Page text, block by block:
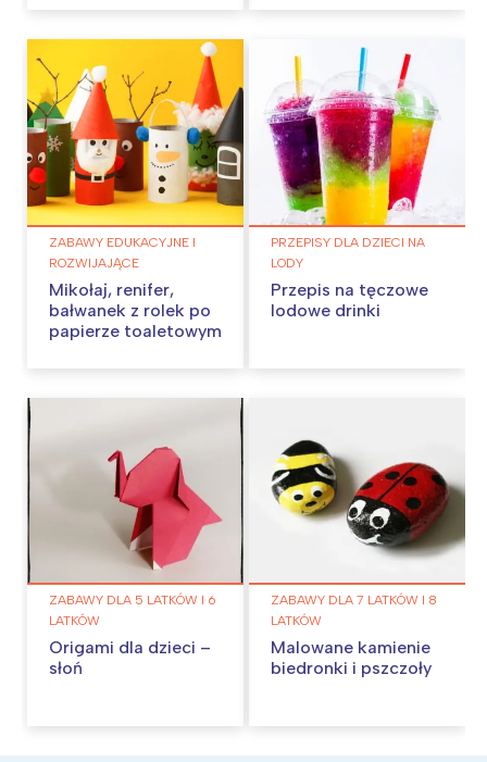
ZABAWY EDUKACYJNE I
ROZWIJAJĄCE
Mikołaj, renifer,
bałwanek z rolek po
papierze toaletowym
PRZEPISY DLA DZIECI NA
LODY
Przepis na tęczowe
lodowe drinki
ZABAWY DLA 5 LATKÓW I 6
LATKÓW
Origami dla dzieci –
słoń
ZABAWY DLA 7 LATKÓW I 8
LATKÓW
Malowane kamienie
biedronki i pszczoły